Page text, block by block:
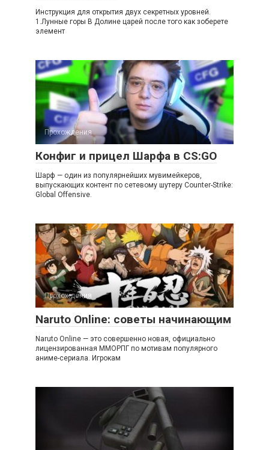
Инструкция для открытия двух секретных уровней.
1.Лунные горы В Долине царей после того как зоберете
элемент
Прохождения
Конфиг и прицел Шарфа в CS:GO
Шарф — один из популярнейших мувимейкеров,
выпускающих контент по сетевому шутеру Counter-Strike:
Global Offensive.
Прохождения
Naruto Online: советы начинающим
Naruto Online — это совершенно новая, официально
лицензированная ММОРПГ по мотивам популярного
аниме-сериала. Игрокам